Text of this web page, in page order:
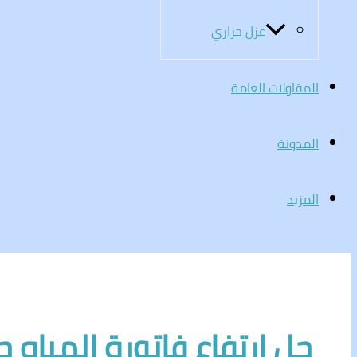
عزل حراري
المقاولات العامة
المدونة
المزيد